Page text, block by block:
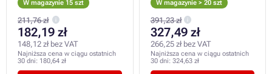
W magazynie 15 szt
211,76 zł
182,19 zł
148,12 zł bez VAT
Najniższa cena w ciągu ostatnich
30 dni: 180,64 zł
W magazynie > 20 szt
391,23 zł
327,49 zł
266,25 zł bez VAT
Najniższa cena w ciągu ostatnich
30 dni: 324,63 zł